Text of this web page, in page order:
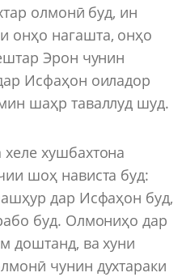
олмонӣ буд, ин
онҳо нагашта, онҳо
Эрон чунин
Исфаҳон оиладор
шаҳр таваллуд шуд.
хушбахтона
шоҳ нависта буд:
дар Исфаҳон буд,
буд. Олмониҳо дар
доштанд, ва хуни
чунин духтараки